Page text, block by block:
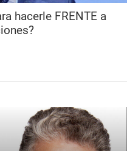
hacerle FRENTE a